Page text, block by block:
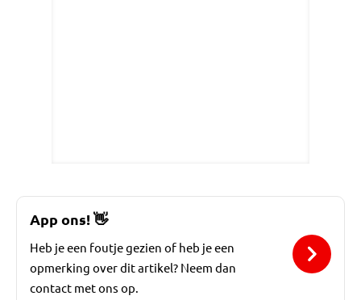
App ons!👋
Heb je een foutje gezien of heb je een
opmerking over dit artikel? Neem dan
contact met ons op.